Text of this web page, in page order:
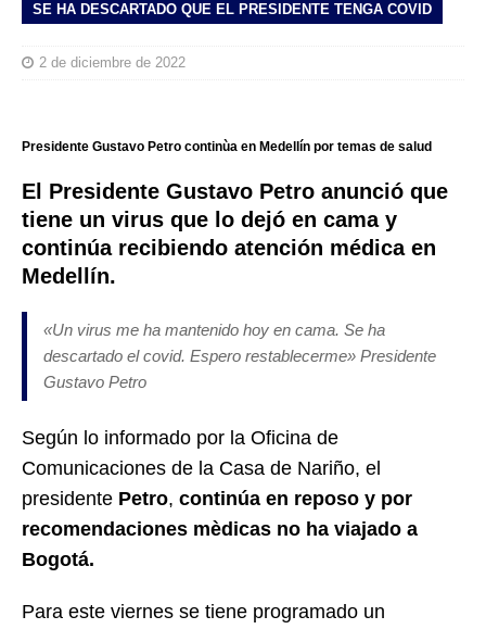
SE HA DESCARTADO QUE EL PRESIDENTE TENGA COVID
2 de diciembre de 2022
Presidente Gustavo Petro continùa en Medellín por temas de salud
El Presidente Gustavo Petro anunció que
tiene un virus que lo dejó en cama y
continúa recibiendo atención médica en
Medellín.
«Un virus me ha mantenido hoy en cama. Se ha
descartado el covid. Espero restablecerme» Presidente
Gustavo Petro
Según lo informado por la Oficina de
Comunicaciones de la Casa de Nariño, el
presidente Petro, continúa en reposo y por
recomendaciones mèdicas no ha viajado a
Bogotá.
Para este viernes se tiene programado un